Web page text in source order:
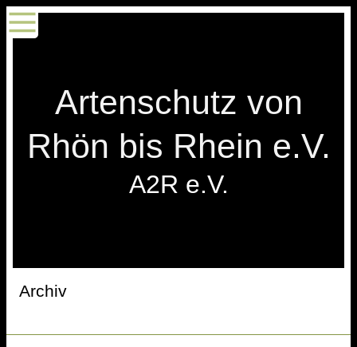
Artenschutz von
Rhön bis Rhein e.V.
A2R e.V.
Archiv